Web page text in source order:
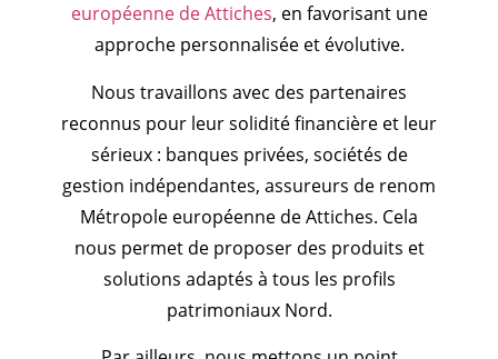
européenne de Attiches, en favorisant une
approche personnalisée et évolutive.
Nous travaillons avec des partenaires
reconnus pour leur solidité financière et leur
sérieux : banques privées, sociétés de
gestion indépendantes, assureurs de renom
Métropole européenne de Attiches. Cela
nous permet de proposer des produits et
solutions adaptés à tous les profils
patrimoniaux Nord.